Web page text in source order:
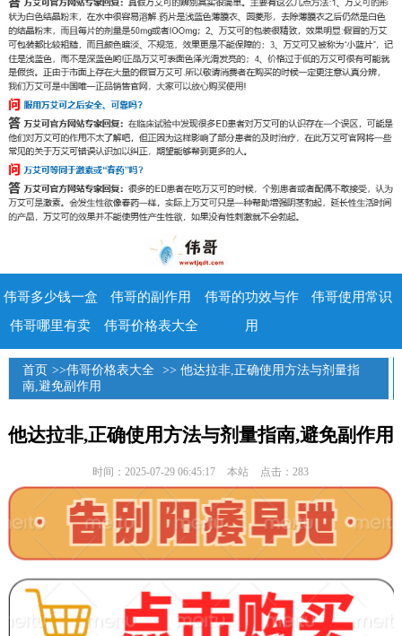
伟哥多少钱一盒 伟哥的副作用
伟哥的功效与作
用
伟哥使用常识
伟哥哪里有卖
伟哥价格表大全
首页 >>伟哥价格表大全
>> 他达拉非,正确使用方法与剂量指
南,避免副作用
他达拉非,正确使用方法与剂量指南,避免副作用
时间：2025-07-29 06:45:17 本站 点击：283